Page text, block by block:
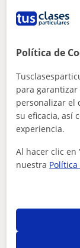
Biología
Titulada
Técnica
Me encanta
sector de la
curso de
Política de
para
personalizar el
su eficacia, así
experiencia.
Al hacer clic en
nuestra Política